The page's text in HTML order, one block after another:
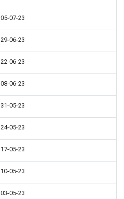
05-07-23
29-06-23
22-06-23
08-06-23
31-05-23
24-05-23
17-05-23
10-05-23
03-05-23